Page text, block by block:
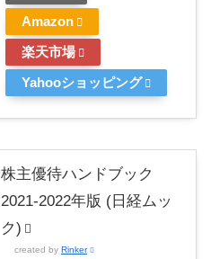
Amazon
楽天市場
Yahooショッピング
株主優待ハンドブック
2021-2022年版 (日経ムッ
ク)
created by Rinker